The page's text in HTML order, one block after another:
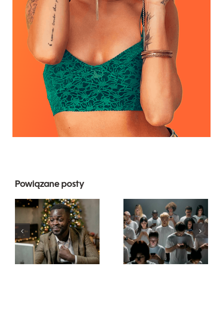
Powiązane posty
Jak ukryć
obserwujących
na LinkedIn,
aby
zachować
dotyczące
projektowania
wyjątkowych
reklam na
Facebooku,
które